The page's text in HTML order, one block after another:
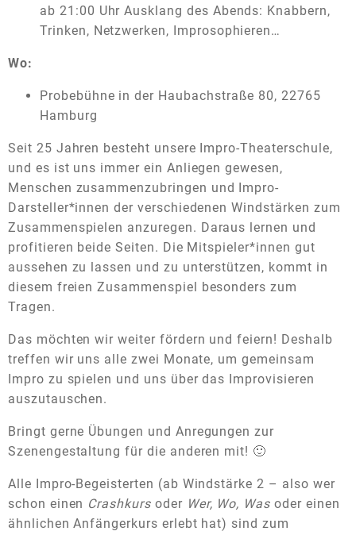
ab 21:00 Uhr Ausklang des Abends: Knabbern,
Trinken, Netzwerken, Improsophieren…
Wo:
Probebühne in der Haubachstraße 80, 22765
Hamburg
Seit 25 Jahren besteht unsere Impro-Theaterschule,
und es ist uns immer ein Anliegen gewesen,
Menschen zusammenzubringen und Impro-
Darsteller*innen der verschiedenen Windstärken zum
Zusammenspielen anzuregen. Daraus lernen und
profitieren beide Seiten. Die Mitspieler*innen gut
aussehen zu lassen und zu unterstützen, kommt in
diesem freien Zusammenspiel besonders zum
Tragen.
Das möchten wir weiter fördern und feiern! Deshalb
treffen wir uns alle zwei Monate, um gemeinsam
Impro zu spielen und uns über das Improvisieren
auszutauschen.
Bringt gerne Übungen und Anregungen zur
Szenengestaltung für die anderen mit! 🙂
Alle Impro-Begeisterten (ab Windstärke 2 – also wer
schon einen Crashkursoder Wer, Wo, Was oder einen
ähnlichen Anfängerkurs erlebt hat) sind zum